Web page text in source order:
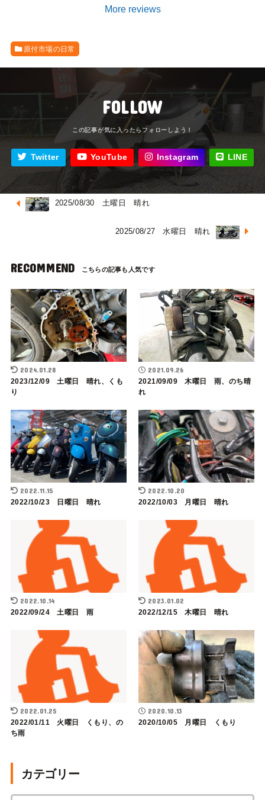
More reviews
原付市場の日常
FOLLOW
Twitter YouTube Instagram LINE
2025/08/30 土曜日 晴れ
2025/08/27 水曜日 晴れ
RECOMMEND
2024.01.28
2023/12/09 土曜日 晴れ、くも
り
2021.09.26
2021/09/09 木曜日 雨、のち晴
れ
2022.11.15
2022/10/23 日曜日 晴れ
2022.10.20
2022/10/03 月曜日 晴れ
2022.10.14
2022/09/24 土曜日 雨
2023.01.02
2022/12/15 木曜日 晴れ
2022.01.25
2022/01/11 火曜日 くもり、の
ち雨
2020.10.13
2020/10/05 月曜日 くもり
カテゴリー